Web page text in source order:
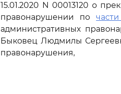
15.01.2020 N 00013120 о
правонарушении по
административных
Быковец Людмилы
правонарушения,